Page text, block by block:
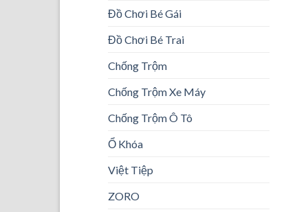
Đồ Chơi Bé Gái
Đồ Chơi Bé Trai
Chống Trộm
Chống Trộm Xe Máy
Chống Trộm Ô Tô
Ổ Khóa
Việt Tiệp
ZORO